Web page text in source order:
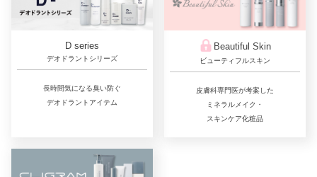
D series
デオドラントシリーズ
長時間気になる臭い防ぐ
デオドラントアイテム
Beautiful Skin
ビューティフルスキン
皮膚科専門医が考案した
ミネラルメイク・
スキンケア化粧品